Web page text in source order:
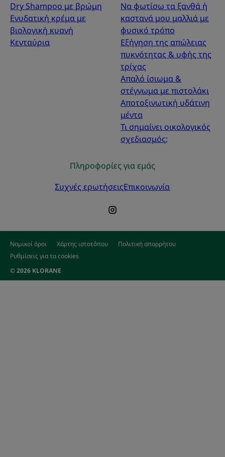
Dry Shampoo με βρώμη
Ενυδατική κρέμα με
βιολογική κυανή
Κενταύρια
Να φωτίσω τα ξανθά ή
καστανά μου μαλλιά με
φυσικό τρόπο
Εξήγηση της απώλειας
πυκνότητας & υφής της
τρίχας
Απαλό ίσιωμα &
στέγνωμα με πιστολάκι
Αποτοξινωτική υδάτινη
μέντα
Τι σημαίνει οικολογικός
σχεδιασμός;
Πληροφορίες για εμάς
Συχνές ερωτήσειςΕπικοινωνία
Νομικοί όροι Χάρτης ιστοτόπου
Πολιτική απορρήτου
Ρυθμίσεις για τα cookies
© 2026 KLORANE